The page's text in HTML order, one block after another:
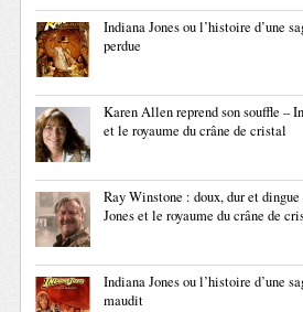
Indiana Jones ou l’histoire d’une
perdue
Karen Allen reprend son souffle –
et le royaume du crâne de cristal
Ray Winstone : doux, dur et
Jones et le royaume du crâne de
Indiana Jones ou l’histoire d’une
maudit